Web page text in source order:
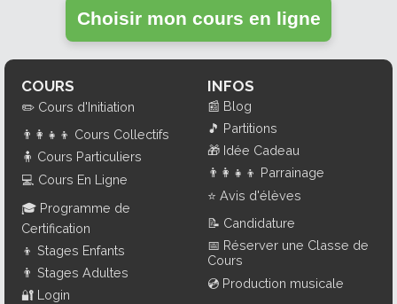
Choisir mon cours en ligne
COURS
✏️ Cours d'Initiation
👨‍👩‍👧‍👦 Cours Collectifs
🧍 Cours Particuliers
💻 Cours En Ligne
🎓 Programme de
Certification
👦 Stages Enfants
👨 Stages Adultes
🔐 Login
INFOS
📰 Blog
🎵 Partitions
🎁 Idée Cadeau
👨‍👩‍👧‍👦 Parrainage
⭐ Avis d'élèves
📝 Candidature
📅 Réserver une Classe de
Cours
💿 Production musicale